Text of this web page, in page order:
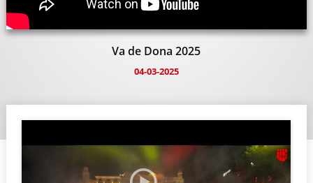
Va de Dona 2025
04-03-2025